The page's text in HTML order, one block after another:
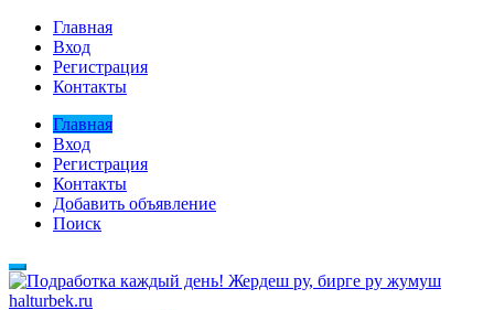
Главная
Вход
Регистрация
Контакты
Главная
Вход
Регистрация
Контакты
Добавить объявление
Поиск